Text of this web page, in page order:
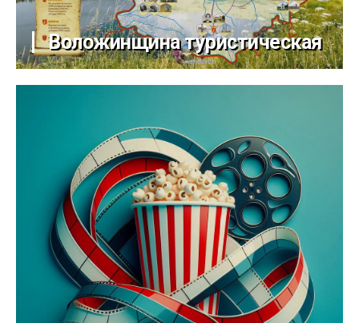
Воложинщина туристическая